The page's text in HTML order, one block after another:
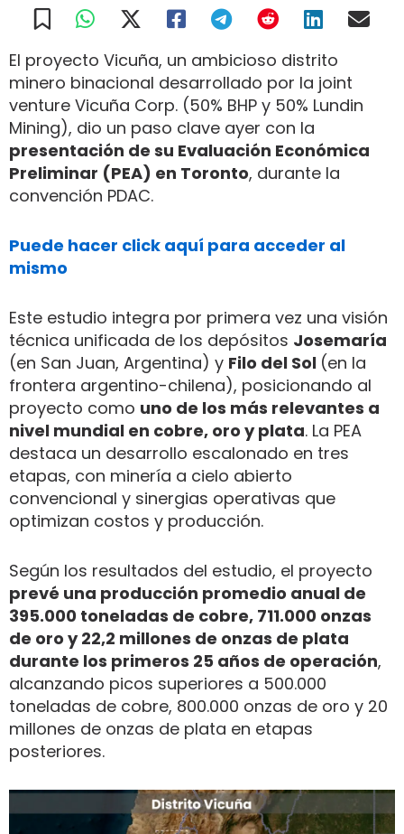
El proyecto Vicuña, un ambicioso distrito
minero binacional desarrollado por la joint
venture Vicuña Corp. (50% BHP y 50% Lundin
Mining), dio un paso clave ayer con la
presentación de su Evaluación Económica
Preliminar (PEA) en Toronto, durante la
convención PDAC.
Puede hacer click aquí para acceder al
mismo
Este estudio integra por primera vez una visión
técnica unificada de los depósitos Josemaría
(en San Juan, Argentina) y Filo del Sol (en la
frontera argentino-chilena), posicionando al
proyecto como uno de los más relevantes a
nivel mundial en cobre, oro y plata. La PEA
destaca un desarrollo escalonado en tres
etapas, con minería a cielo abierto
convencional y sinergias operativas que
optimizan costos y producción.
Según los resultados del estudio, el proyecto
prevé una producción promedio anual de
395.000 toneladas de cobre, 711.000 onzas
de oro y 22,2 millones de onzas de plata
durante los primeros 25 años de operación,
alcanzando picos superiores a 500.000
toneladas de cobre, 800.000 onzas de oro y 20
millones de onzas de plata en etapas
posteriores.